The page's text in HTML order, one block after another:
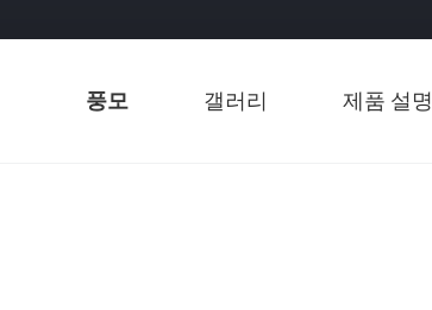
풍모 갤러리 제품 설명